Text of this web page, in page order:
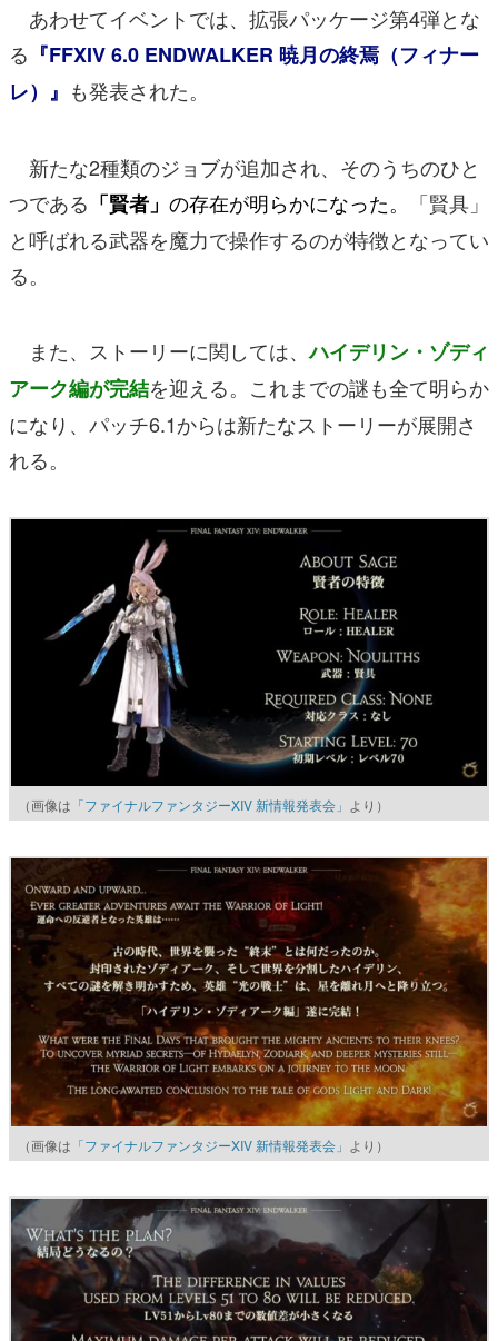
あわせてイベントでは、拡張パッケージ第4弾とな
る 『FFXIV 6.0 ENDWALKER 暁月の終焉（フィナー
レ）』 も発表された。
新たな2種類のジョブが追加され、そのうちのひと
つである 「賢者」 の存在が明らかになった。
「賢具」
と呼ばれる武器を魔力で操作するのが特徴となってい
る。
また、ストーリーに関しては、ハイデリン・ゾディ
アーク編が完結を迎える。これまでの謎も全て明らか
になり、パッチ6.1からは新たなストーリーが展開さ
れる。
（画像は 「ファイナルファンタジーXIV 新情報発表会」 より）
（画像は 「ファイナルファンタジーXIV 新情報発表会」 より）